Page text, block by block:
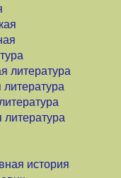
литература
история